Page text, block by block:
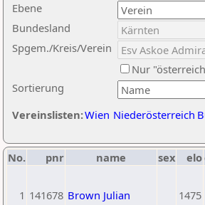
Ebene
Sortierung
Bundesland
Spgem./Kreis/Verein
Nur
Vereinslisten:Wien Niederösterreich
No. pnr name sex elo
1 141678 Brown Julian 1475